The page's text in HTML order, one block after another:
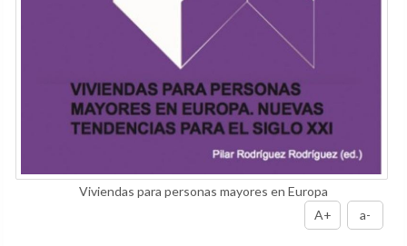
Viviendas para personas mayores en Europa
A+
a-